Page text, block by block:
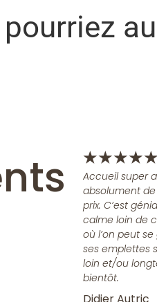
★★★★★
Accueil super
absolument
prix. C’est
calme loin de
où l’on peut
ses emplettes
loin et/ou
bientôt.
Didier Autric